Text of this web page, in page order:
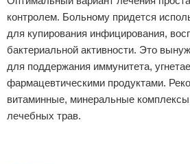
контролем. Больному придется
для купирования инфицирования,
бактериальной активности. Это
для поддержания иммунитета,
фармацевтическими продуктами.
витаминные, минеральные
лечебных трав.